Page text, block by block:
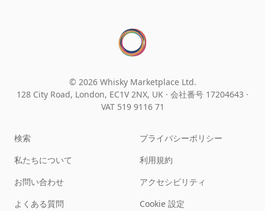
© 2026 Whisky Marketplace Ltd.
128 City Road, London, EC1V 2NX, UK · 会社番号 17204643 ·
VAT 519 9116 71
検索
私たちについて
お問い合わせ
よくある質問
プライバシーポリシー
利用規約
アクセシビリティ
Cookie 設定